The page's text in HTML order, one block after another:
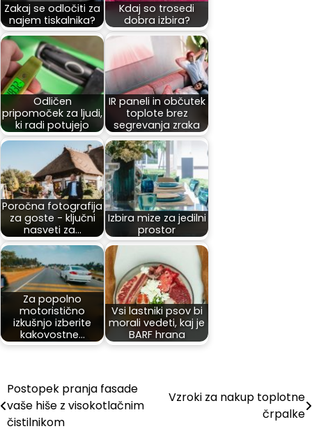
Zakaj se odločiti za
najem tiskalnika?
Kdaj so trosedi
dobra izbira?
Odličen
pripomoček za ljudi,
ki radi potujejo
IR paneli in občutek
toplote brez
segrevanja zraka
Poročna fotografija
za goste - ključni
nasveti za…
Izbira mize za jedilni
prostor
Za popolno
motoristično
izkušnjo izberite
kakovostne…
Vsi lastniki psov bi
morali vedeti, kaj je
BARF hrana
Post
navigation
Postopek pranja fasade
vaše hiše z visokotlačnim
čistilnikom
Vzroki za nakup toplotne
črpalke